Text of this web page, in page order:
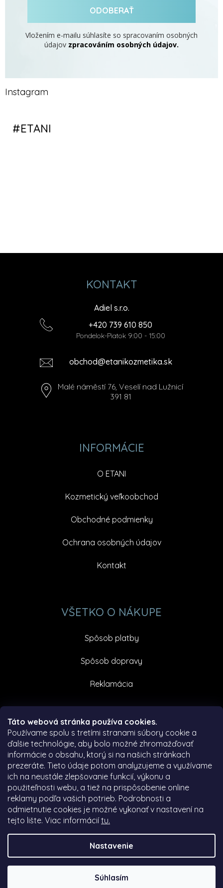
Táto webová stránka používa cookies.
Používame spolu s tretími stranami súbory cookie a
ďalšie technológie, aby bolo možné zhromažďovať
informácie o obsahu, ktorý si na našich stránkach
prezeráte. Tieto údaje potom analyzujeme a využívame
ich na neustále zlepšovanie funkcií, výkonu a
použiteľnosti webu, a tiež na prispôsobenie online
reklamy podľa vašich potrieb. Podrobnosti a
odmietnutie cookies je možné vykonať v nastavení na
tejto lište. Viac informácií tu.
Nastavenie
Súhlasím
ODOBERAŤ
Vložením e-mailu súhlasíte so spracovaním osobných
údajov zpracováním osobných údajov.
Instagram
KONTAKT
Adiel s.r.o.
+420 739 610 850
Pondelok-Piatok 9:00 - 15:00
obchod@etanikozmetika.sk
Malé náměstí 76, Veselí nad Lužnicí
391 81
INFORMÁCIE
O ETANI
Kozmetický veľkoobchod
Obchodné podmienky
Ochrana osobných údajov
Kontakt
VŠETKO O NÁKUPE
Spôsob platby
Spôsob dopravy
Reklamácia
Etanikozmetika.sk
Vytvořil Shoptet |Nakódoval eshopGuru